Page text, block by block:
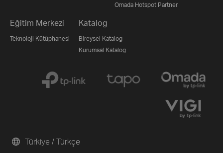
Omada Hotspot Partner
Eğitim Merkezi
Teknoloji Kütüphanesi
Katalog
Bireysel Katalog
Kurumsal Katalog
Türkiye / Türkçe